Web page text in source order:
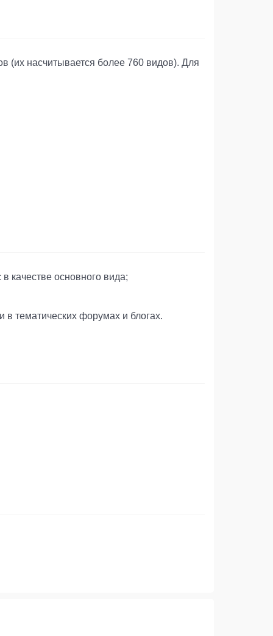
(их насчитывается более 760 видов). Для
качестве основного вида;
тематических форумах и блогах.